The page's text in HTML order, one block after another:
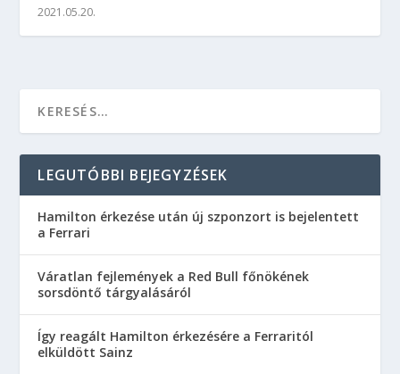
2021.05.20.
LEGUTÓBBI BEJEGYZÉSEK
Hamilton érkezése után új szponzort is bejelentett
a Ferrari
Váratlan fejlemények a Red Bull főnökének
sorsdöntő tárgyalásáról
Így reagált Hamilton érkezésére a Ferraritól
elküldött Sainz